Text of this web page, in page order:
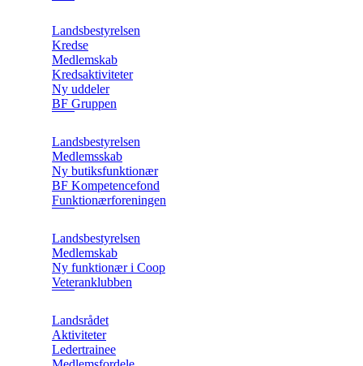
Landsbestyrelsen
Kredse
Medlemskab
Kredsaktiviteter
Ny uddeler
BF Gruppen
Landsbestyrelsen
Medlemsskab
Ny butiksfunktionær
BF Kompetencefond
Funktionærforeningen
Landsbestyrelsen
Medlemskab
Ny funktionær i Coop
Veteranklubben
Landsrådet
Aktiviteter
Ledertrainee